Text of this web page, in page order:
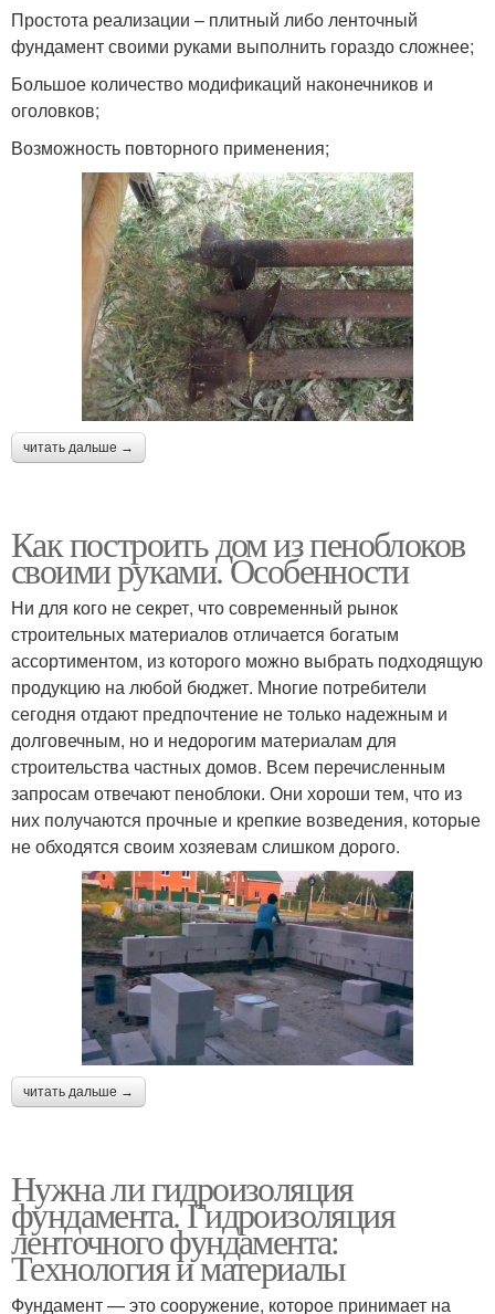
Простота реализации – плитный либо ленточный
фундамент своими руками выполнить гораздо сложнее;
Большое количество модификаций наконечников и
оголовков;
Возможность повторного применения;
читать дальше →
Как построить дом из пеноблоков
своими руками. Особенности
Ни для кого не секрет, что современный рынок
строительных материалов отличается богатым
ассортиментом, из которого можно выбрать подходящую
продукцию на любой бюджет. Многие потребители
сегодня отдают предпочтение не только надежным и
долговечным, но и недорогим материалам для
строительства частных домов. Всем перечисленным
запросам отвечают пеноблоки. Они хороши тем, что из
них получаются прочные и крепкие возведения, которые
не обходятся своим хозяевам слишком дорого.
читать дальше →
Нужна ли гидроизоляция
фундамента. Гидроизоляция
ленточного фундамента:
Технология и материалы
Фундамент — это сооружение, которое принимает на